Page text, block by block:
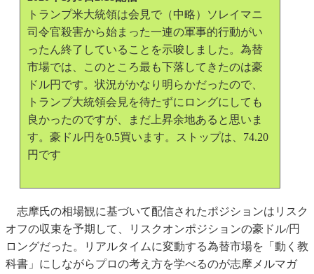
トランプ米大統領は会見で（中略）ソレイマニ
司令官殺害から始まった一連の軍事的行動がい
ったん終了していることを示唆しました。為替
市場では、このところ最も下落してきたのは豪
ドル円です。状況がかなり明らかだったので、
トランプ大統領会見を待たずにロングにしても
良かったのですが、まだ上昇余地あると思いま
す。豪ドル円を0.5買います。ストップは、74.20
円です
志摩氏の相場観に基づいて配信されたポジションはリスク
オフの収束を予期して、リスクオンポジションの豪ドル/円
ロングだった。リアルタイムに変動する為替市場を「動く教
科書」にしながらプロの考え方を学べるのが志摩メルマガ